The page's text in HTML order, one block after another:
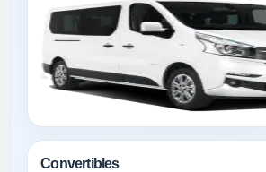
Convertibles